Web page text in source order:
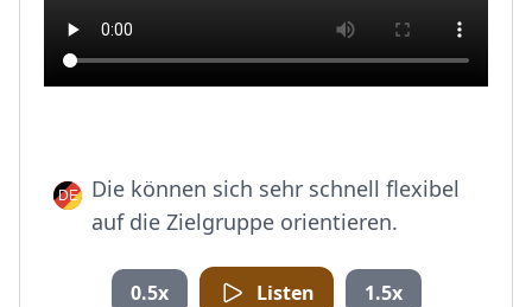
Die können sich sehr schnell flexibel
auf die Zielgruppe orientieren.
0.5x Listen 1.5x